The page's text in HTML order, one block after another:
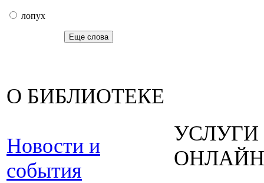
лопух
Еще слова
О БИБЛИОТЕКЕ
Новости и
события
УСЛУГИ
ОНЛАЙН